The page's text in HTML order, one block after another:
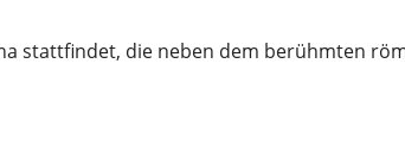
stattfindet, die neben dem berühmten